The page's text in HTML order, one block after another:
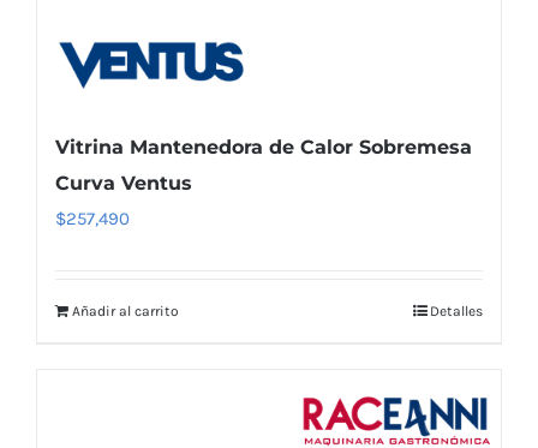
Vitrina Mantenedora de Calor Sobremesa
Curva Ventus
$257,490
Añadir al carrito Detalles